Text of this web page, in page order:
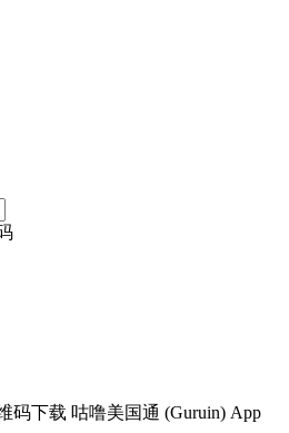
码下载 咕噜美国通 (Guruin) App